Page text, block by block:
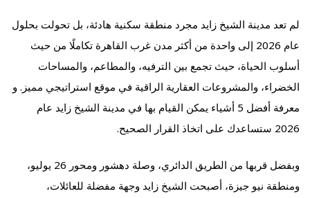
لم تعد مدينة الشيخ زايد مجرد منطقة سكنية هادئة، بل تحولت بحلول
عام 2026 إلى واحدة من أكثر مدن غرب القاهرة تكاملًا من حيث
أسلوب الحياة، حيث تجمع بين الترفيه، والمطاعم، والمساحات
الخضراء، والمشروعات العقارية الراقية في موقع استراتيجي مميز. و
معرفة أفضل 5 أشياء يمكن القيام بها في مدينة الشيخ زايد عام
2026 ستساعدك على اتخاذ القرار الصحيح.
وبفضل قربها من الطريق الدائري، وصلة دهشور ومحور 26 يوليو،
ومنطقة نيو جيزة، أصبحت الشيخ زايد وجهة مفضلة للعائلات،